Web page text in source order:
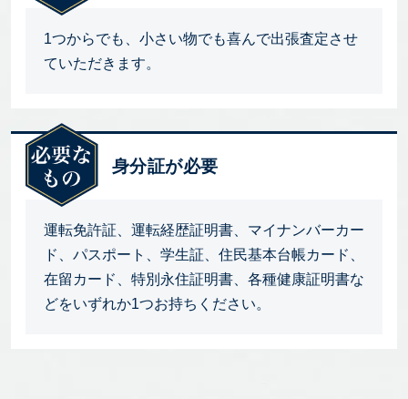
1つからでも、小さい物でも喜んで出張査定させ
ていただきます。
身分証が必要
運転免許証、運転経歴証明書、マイナンバーカー
ド、パスポート、学生証、住民基本台帳カード、
在留カード、特別永住証明書、各種健康証明書な
どをいずれか1つお持ちください。